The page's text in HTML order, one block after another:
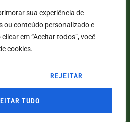
sua experiência de
ou conteúdo personalizado e
em “Aceitar todos”, você
cookies.
REJEITAR
TUDO
VICENTE → POR: CONEKI - SOLUÇÕES DIGITAIS |